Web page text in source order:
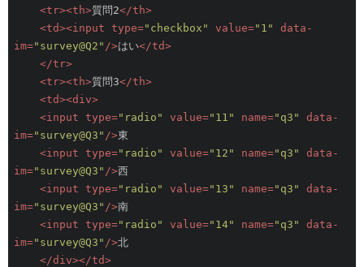
<tr><th>質問2</th>
<td><input type="checkbox" value="1"
data-
im="survey@Q2" />はい</td>
</tr>
<tr><th>質問3</th>
<td><div>
<input type="radio" value="11" name="q3"
data-
im="survey@Q3" />東
<input type="radio" value="12" name="q3"
data-
im="survey@Q3" />西
<input type="radio" value="13" name="q3"
data-
im="survey@Q3" />南
<input type="radio" value="14" name="q3"
data-
im="survey@Q3" />北
</div></td>